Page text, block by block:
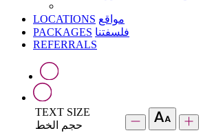
LOCATIONS مواقع
PACKAGES فلسفتنا
REFERRALS
TEXT SIZE
حجم الخط